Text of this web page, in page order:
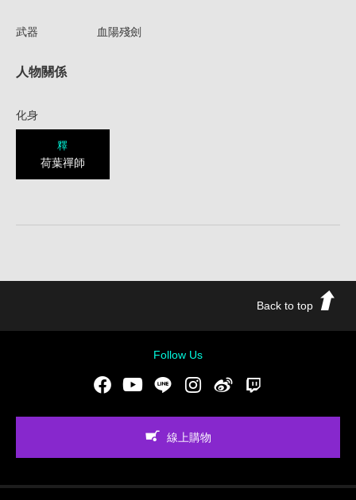
武器 血陽殘劍
人物關係
化身
釋
荷葉禪師
Back to top
Follow Us
FacebookYoutubeLINE Instgram新浪微博
線上購物